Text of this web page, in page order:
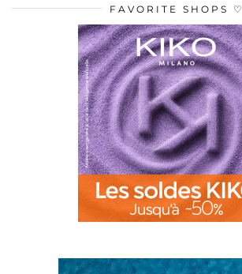
FAVORITE SHOPS ♡